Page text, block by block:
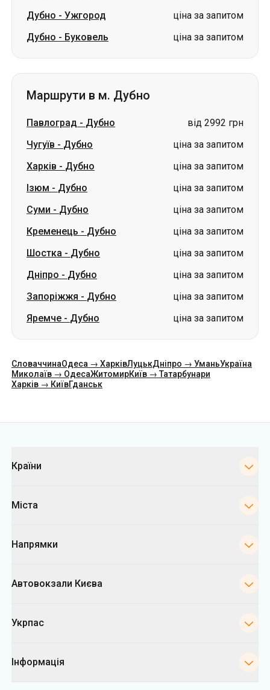
Дубно - Ужгород
ціна за запитом
Дубно - Буковель ціна за запитом
Маршрути в м. Дубно
Павлоград - Дубно
від 2992 грн
Чугуїв - Дубно
ціна за запитом
Харків - Дубно
ціна за запитом
Ізюм - Дубно
ціна за запитом
Суми - Дубно
ціна за запитом
Кременець - Дубно
ціна за запитом
Шостка - Дубно
ціна за запитом
Дніпро - Дубно
ціна за запитом
Запоріжжя - Дубно
ціна за запитом
Яремче - Дубно ціна за запитом
СловаччинаОдеса → ХарківЛуцькДніпро → УманьУкраїна
Миколаїв → ОдесаЖитомирКиїв → Татарбунари
Харків → КиївГданськ
Країни
Міста
Напрямки
Автовокзали Києва
Укрпас
Інформація